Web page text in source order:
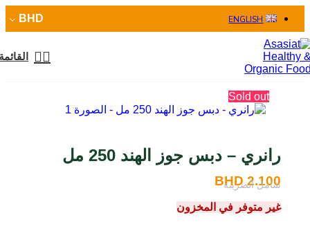
ENGLISH
BHD
Sold out
رانري – دبس جوز الهند 250 مل
2.100
BHD
شامل الضريبة
غير متوفر في المخزون